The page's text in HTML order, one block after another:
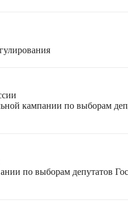
кампании по выборам
по выборам депутатов